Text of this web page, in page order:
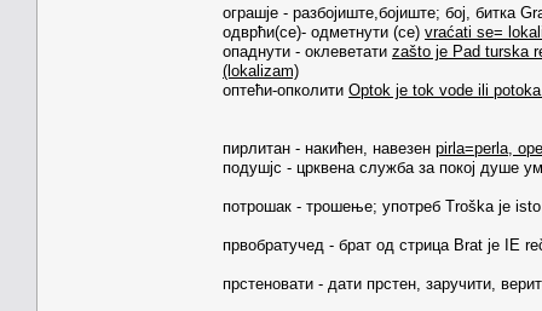
ограшје - разбојиште,бојиште; бој, битка
одврћи(се)- одметнути (сe) vraćati se=
опаднути - оклеветати zašto je Pad turska
(lokalizam)
оптећи-опколити Optok je tok vode ili
пирлитан - накићен, навезен pirla=perla,
подушјс - црквена служба за покој душе
потрошак - трошење; употреб Troška je
првобратучед - брат од стрица Brat je IE
прстеновати - дати прстен, заручити,